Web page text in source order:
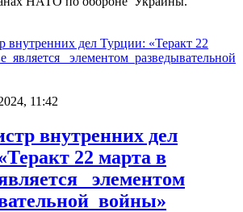
11:42
внутренних дел
22 марта в
элементом
войны»